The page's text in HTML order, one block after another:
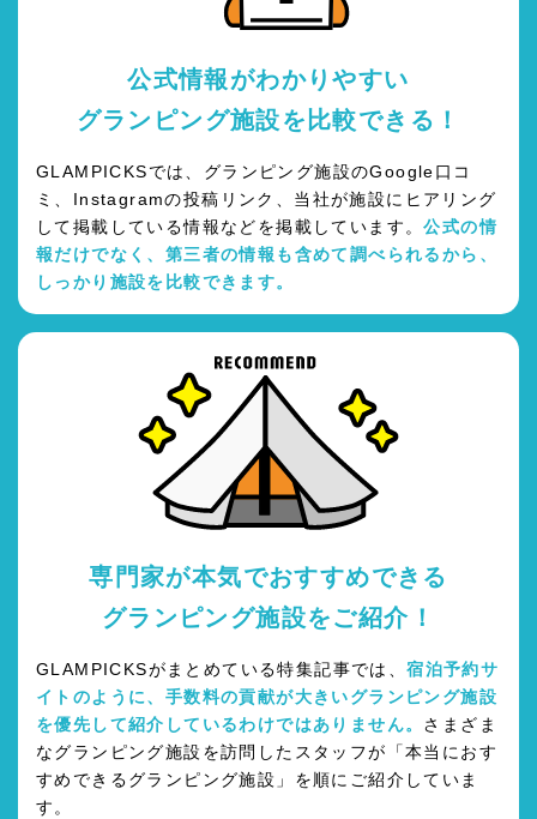
公式情報がわかりやすい
グランピング施設を比較できる！
GLAMPICKSでは、グランピング施設のGoogle口コ
ミ、Instagramの投稿リンク、当社が施設にヒアリング
して掲載している情報などを掲載しています。公式の情
報だけでなく、第三者の情報も含めて調べられるから、
しっかり施設を比較できます。
専門家が本気でおすすめできる
グランピング施設をご紹介！
GLAMPICKSがまとめている特集記事では、宿泊予約サ
イトのように、手数料の貢献が大きいグランピング施設
を優先して紹介しているわけではありません。 さまざま
なグランピング施設を訪問したスタッフが「本当におす
すめできるグランピング施設」を順にご紹介していま
す。